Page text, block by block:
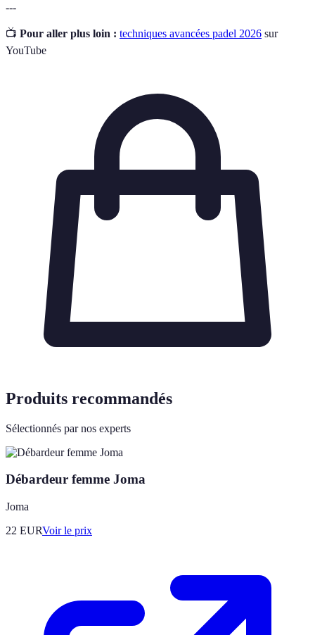
---
📺 Pour aller plus loin : techniques avancées padel 2026 sur
YouTube
Produits recommandés
Sélectionnés par nos experts
Débardeur femme Joma
Joma
22 EURVoir le prix